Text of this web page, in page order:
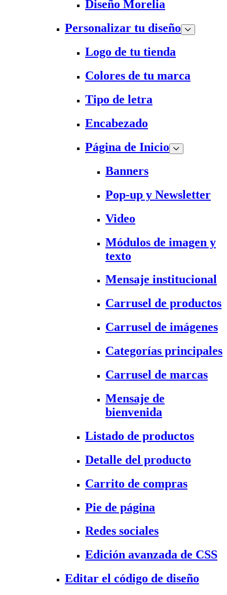
Diseño Morelia
Personalizar tu diseño
Logo de tu tienda
Colores de tu marca
Tipo de letra
Encabezado
Página de Inicio
Banners
Pop-up y Newsletter
Video
Módulos de imagen y
texto
Mensaje institucional
Carrusel de productos
Carrusel de imágenes
Categorías principales
Carrusel de marcas
Mensaje de
bienvenida
Listado de productos
Detalle del producto
Carrito de compras
Pie de página
Redes sociales
Edición avanzada de CSS
Editar el código de diseño